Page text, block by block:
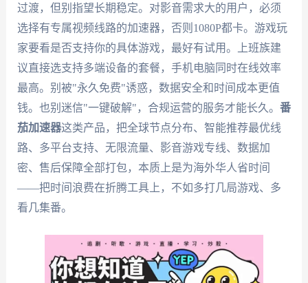
过渡，但别指望长期稳定。对影音需求大的用户，必须
选择有专属视频线路的加速器，否则1080P都卡。游戏玩
家要看是否支持你的具体游戏，最好有试用。上班族建
议直接选支持多端设备的套餐，手机电脑同时在线效率
最高。别被"永久免费"诱惑，数据安全和时间成本更值
钱。也别迷信"一键破解"，合规运营的服务才能长久。 番
茄加速器这类产品，把全球节点分布、智能推荐最优线
路、多平台支持、无限流量、影音游戏专线、数据加
密、售后保障全部打包，本质上是为海外华人省时间
——把时间浪费在折腾工具上，不如多打几局游戏、多
看几集番。